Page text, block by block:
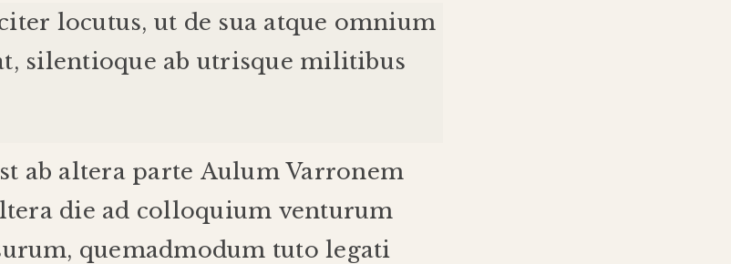
locutus, ut de sua atque omnium
, silentioque ab utrisque militibus
ab altera parte Aulum Varronem
die ad colloquium venturum
, quemadmodum tuto legati